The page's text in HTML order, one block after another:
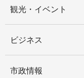
観光・イベント
ビジネス
市政情報